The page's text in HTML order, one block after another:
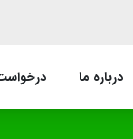
درباره ما